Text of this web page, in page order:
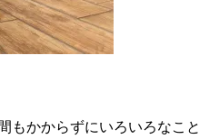
もかからずにいろいろなこと